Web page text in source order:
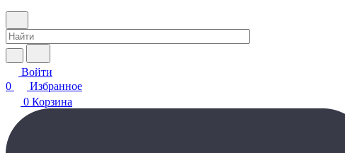
Войти
0
Избранное
0 Корзина